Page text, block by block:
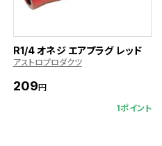
R1/4 オネジ エアプラグ レッド
アストロプロダクツ
209円
1ポイント